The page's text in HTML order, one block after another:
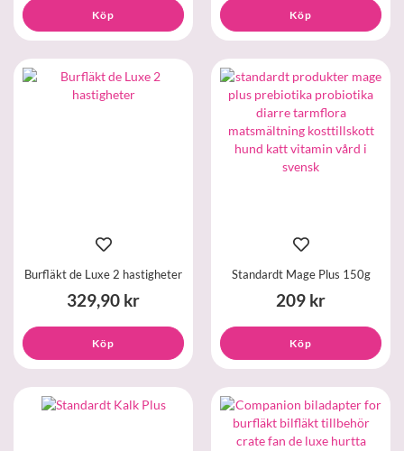
Köp Köp
Burfläkt de Luxe 2 hastigheter
329,90 kr
Köp
Standardt Mage Plus 150g
209 kr
Köp